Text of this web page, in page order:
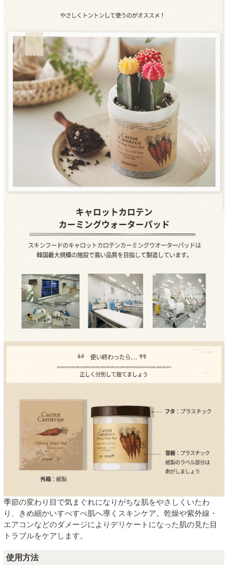
季節の変わり目で気まぐれになりがちな肌をやさしくいたわ
り、きめ細かいすべすべ肌へ導くスキンケア。乾燥や紫外線・
エアコンなどのダメージによりデリケートになった肌の見た目
トラブルをケアします。
使用方法